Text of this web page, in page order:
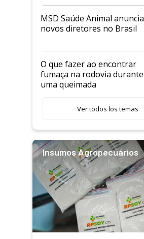
MSD Saúde Animal anuncia
novos diretores no Brasil
O que fazer ao encontrar
fumaça na rodovia durante
uma queimada
Ver todos los temas
Insumos Agropecuários